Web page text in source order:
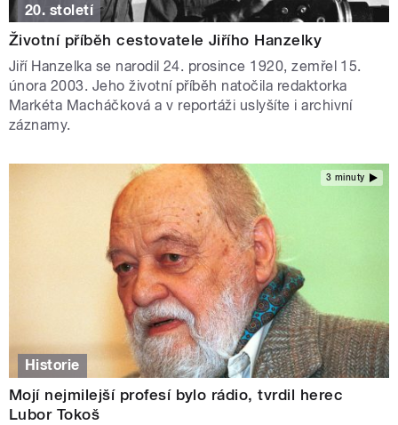
20. století
Životní příběh cestovatele Jiřího Hanzelky
Jiří Hanzelka se narodil 24. prosince 1920, zemřel 15.
února 2003. Jeho životní příběh natočila redaktorka
Markéta Macháčková a v reportáži uslyšíte i archivní
záznamy.
3 minuty
Historie
Mojí nejmilejší profesí bylo rádio, tvrdil herec
Lubor Tokoš